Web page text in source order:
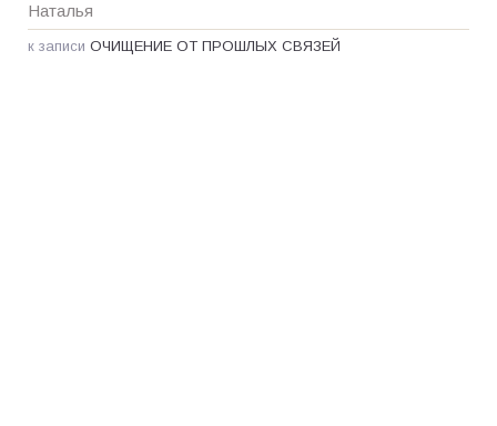
Наталья
к записи ОЧИЩЕНИЕ ОТ ПРОШЛЫХ СВЯЗЕЙ